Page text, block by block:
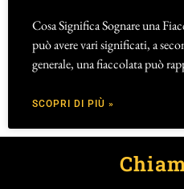
Cosa Significa Sognare una
può avere vari significati, a
generale, una fiaccolata può
SCOPRI DI PIÙ »